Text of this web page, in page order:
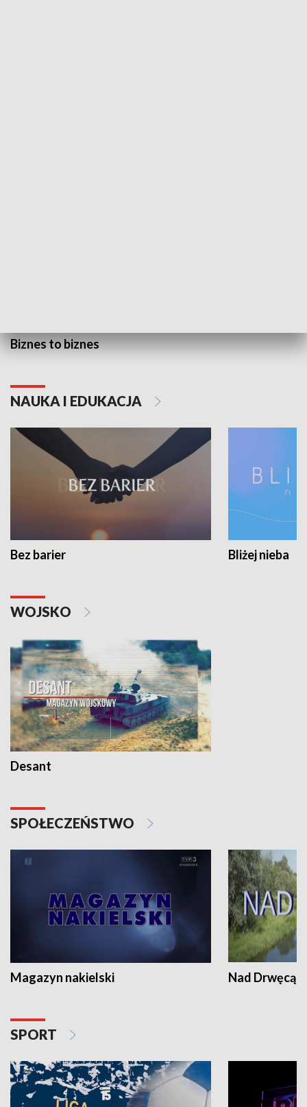
Biznes to biznes
NAUKA I EDUKACJA
Bez barier Bliżej nieba
WOJSKO
Desant
SPOŁECZEŃSTWO
Magazyn nakielski Nad Drwęcą
SPORT